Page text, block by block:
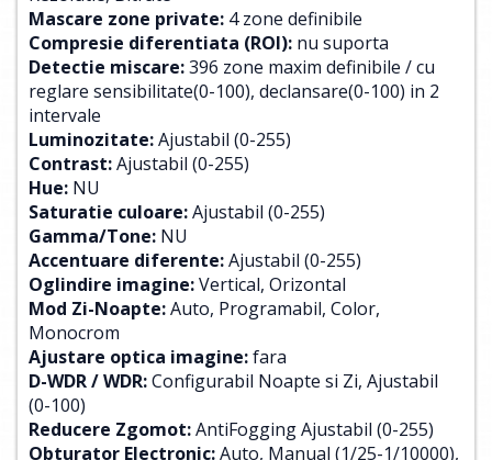
Mascare zone private: 4 zone definibile
Compresie diferentiata (ROI): nu suporta
Detectie miscare:396 zone maxim definibile / cu
reglare sensibilitate(0-100), declansare(0-100) in 2
intervale
Luminozitate:Ajustabil (0-255)
Contrast:Ajustabil (0-255)
Hue: NU
Saturatie culoare:Ajustabil (0-255)
Gamma/Tone: NU
Accentuare diferente:Ajustabil (0-255)
Oglindire imagine:Vertical, Orizontal
Mod Zi-Noapte:Auto, Programabil, Color,
Monocrom
Ajustare optica imagine:fara
D-WDR / WDR:Configurabil Noapte si Zi, Ajustabil
(0-100)
Reducere Zgomot:AntiFogging Ajustabil (0-255)
Obturator Electronic:Auto, Manual (1/25-1/10000),